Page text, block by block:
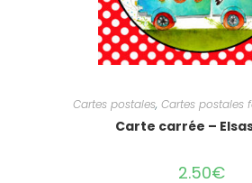
Cartes postales, Cartes postales
Carte carrée –
2.50€